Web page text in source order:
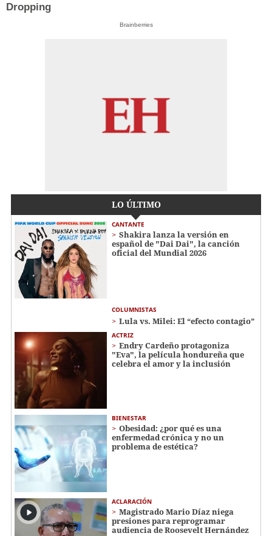
Dropping
Brainberries
LO ÚLTIMO
CANTANTE
Shakira lanza la versión en
español de "Dai Dai", la canción
oficial del Mundial 2026
COLUMNISTAS
Lula vs. Milei: El “efecto contagio”
ACTRIZ
Endry Cardeño protagoniza
"Eva", la película hondureña que
celebra el amor y la inclusión
BIENESTAR
Obesidad: ¿por qué es una
enfermedad crónica y no un
problema de estética?
ACLARACIÓN
Magistrado Mario Díaz niega
presiones para reprogramar
audiencia de Roosevelt Hernández